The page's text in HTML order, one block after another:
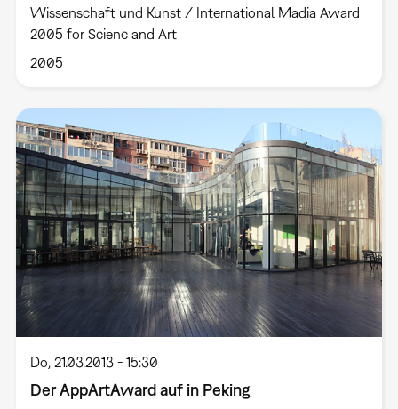
Wissenschaft und Kunst / International Madia Award
2005 for Scienc and Art
2005
Do, 21.03.2013 - 15:30
Der AppArtAward auf in Peking